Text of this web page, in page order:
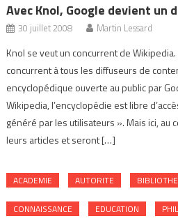
Avec Knol, Google devient un
30 juillet 2008 Martin Lessard
Knol se veut un concurrent de Wikipedia.
concurrent à tous les diffuseurs de
encyclopédique ouverte au public par
Wikipedia, l’encyclopédie est libre
généré par les utilisateurs ». Mais ici,
leurs articles et seront […]
ACADEMIE AUTORITE
CONNAISSANCE EDUCATION